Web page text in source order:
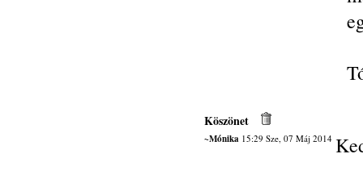
Köszönet
~Mónika15:29 Sze, 07 Máj 2014